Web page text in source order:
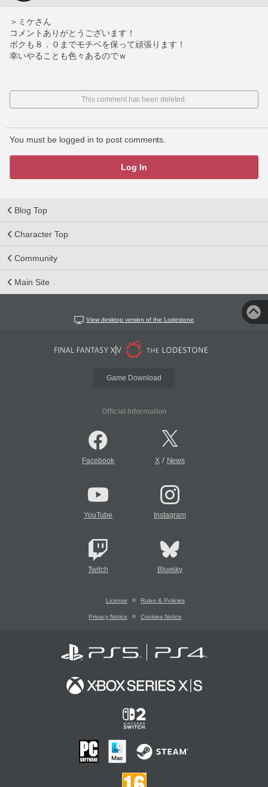
＞ミケさん
コメントありがとうございます！
ボクも８．０までモチベを保って頑張ります！
幸いやることも色々あるのでｗ
This comment has been deleted.
You must be logged in to post comments.
Log In
Blog Top
Character Top
Community
Main Site
View desktop version of the Lodestone
Game Download
Official Information
Facebook X/ News
YouTube Instagram
Twitch Bluesky
License Rules & Policies
Privacy Notice Cookies Notice